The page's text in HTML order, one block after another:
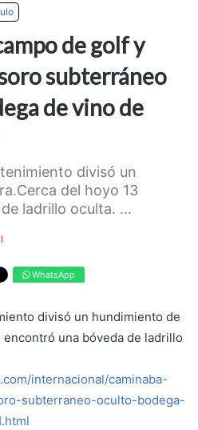
de golf y
subterráneo
de vino de
divisó un
del hoyo 13
ladrillo oculta. ...
WhatsApp
divisó un hundimiento de
una bóveda de ladrillo
internacional/caminaba-
subterraneo-oculto-bodega-